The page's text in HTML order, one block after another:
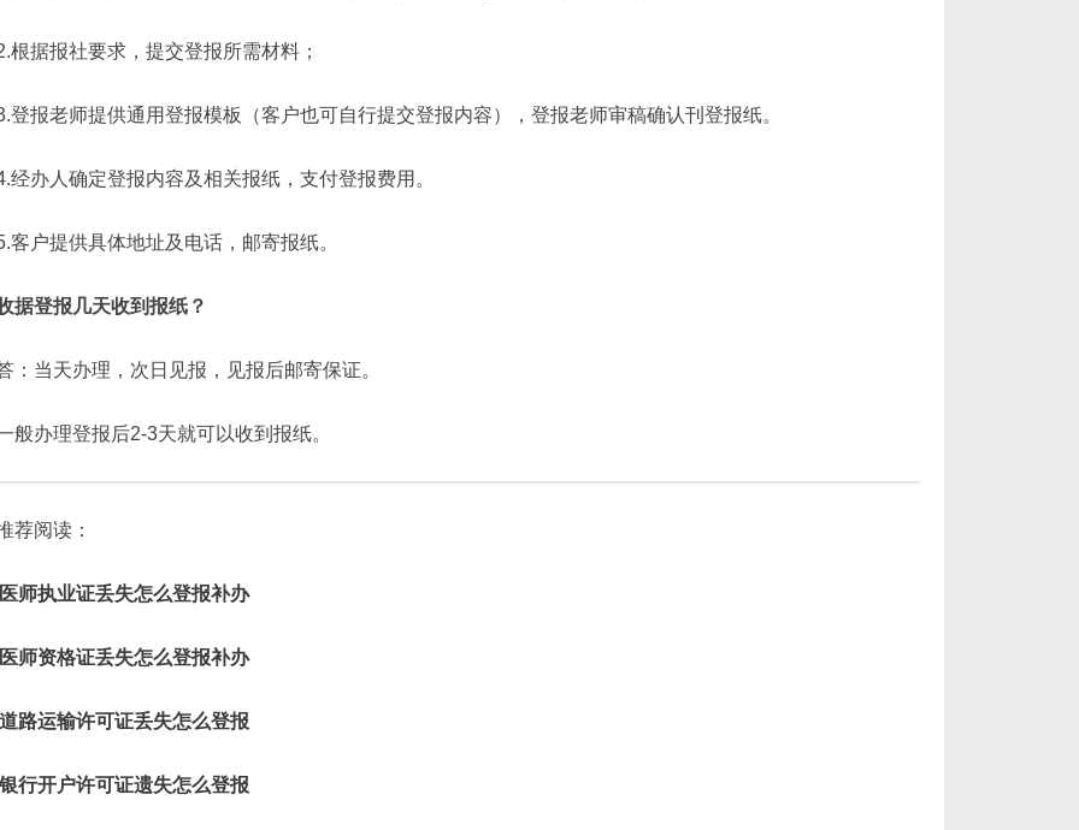
根据报社要求，提交登报所需材料；
登报老师提供通用登报模板（客户也可自行提交登报内容），登报老师审稿确认刊登报纸。
经办人确定登报内容及相关报纸，支付登报费用。
客户提供具体地址及电话，邮寄报纸。
据登报几天收到报纸？
：当天办理，次日见报，见报后邮寄保证。
般办理登报后2-3天就可以收到报纸。
荐阅读：
医师执业证丢失怎么登报补办
医师资格证丢失怎么登报补办
道路运输许可证丢失怎么登报
银行开户许可证遗失怎么登报